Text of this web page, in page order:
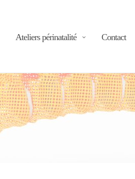
Ateliers périnatalité Contact